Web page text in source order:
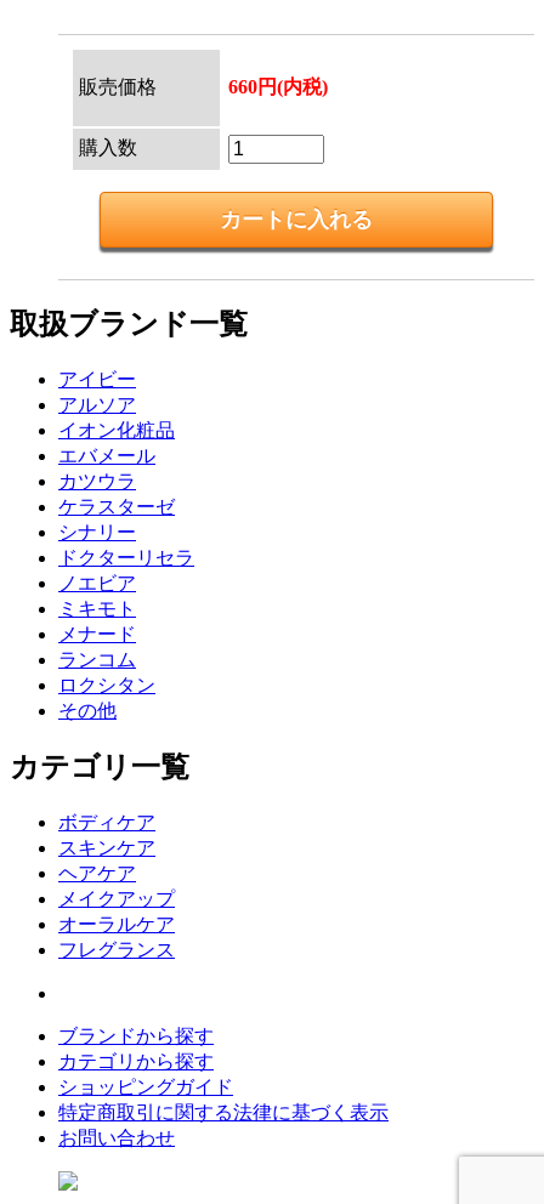
販売価格 660円(内税)
購入数
取扱ブランド一覧
アイビー
アルソア
イオン化粧品
エバメール
カツウラ
ケラスターゼ
シナリー
ドクターリセラ
ノエビア
ミキモト
メナード
ランコム
ロクシタン
その他
カテゴリ一覧
ボディケア
スキンケア
ヘアケア
メイクアップ
オーラルケア
フレグランス
ブランドから探す
カテゴリから探す
ショッピングガイド
特定商取引に関する法律に基づく表示
お問い合わせ